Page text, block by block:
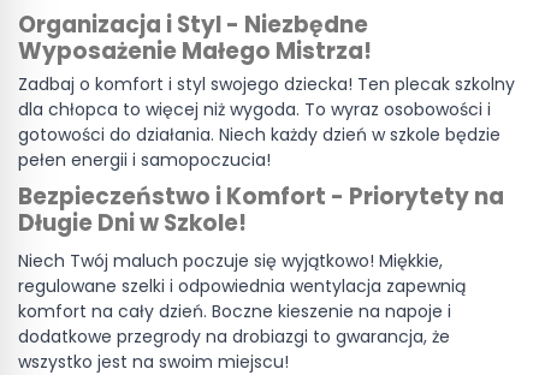
Organizacja i Styl - Niezbędne
Wyposażenie Małego Mistrza!
Zadbaj o komfort i styl swojego dziecka! Ten plecak szkolny
dla chłopca to więcej niż wygoda. To wyraz osobowości i
gotowości do działania. Niech każdy dzień w szkole będzie
pełen energii i samopoczucia!
Bezpieczeństwo i Komfort - Priorytety na
Długie Dni w Szkole!
Niech Twój maluch poczuje się wyjątkowo! Miękkie,
regulowane szelki i odpowiednia wentylacja zapewnią
komfort na cały dzień. Boczne kieszenie na napoje i
dodatkowe przegrody na drobiazgi to gwarancja, że
wszystko jest na swoim miejscu!